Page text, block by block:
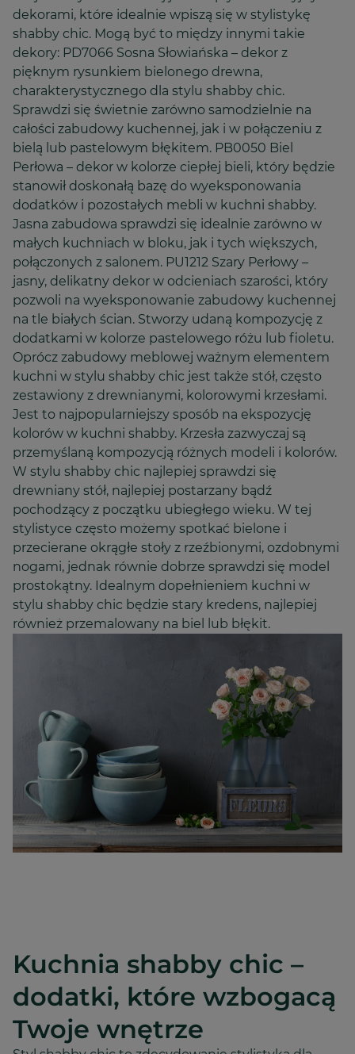
dekorami, które idealnie wpiszą się w stylistykę
shabby chic. Mogą być to między innymi takie
dekory: PD7066 Sosna Słowiańska – dekor z
pięknym rysunkiem bielonego drewna,
charakterystycznego dla stylu shabby chic.
Sprawdzi się świetnie zarówno samodzielnie na
całości zabudowy kuchennej, jak i w połączeniu z
bielą lub pastelowym błękitem. PB0050 Biel
Perłowa – dekor w kolorze ciepłej bieli, który będzie
stanowił doskonałą bazę do wyeksponowania
dodatków i pozostałych mebli w kuchni shabby.
Jasna zabudowa sprawdzi się idealnie zarówno w
małych kuchniach w bloku, jak i tych większych,
połączonych z salonem. PU1212 Szary Perłowy –
jasny, delikatny dekor w odcieniach szarości, który
pozwoli na wyeksponowanie zabudowy kuchennej
na tle białych ścian. Stworzy udaną kompozycję z
dodatkami w kolorze pastelowego różu lub fioletu.
Oprócz zabudowy meblowej ważnym elementem
kuchni w stylu shabby chic jest także stół, często
zestawiony z drewnianymi, kolorowymi krzesłami.
Jest to najpopularniejszy sposób na ekspozycję
kolorów w kuchni shabby. Krzesła zazwyczaj są
przemyślaną kompozycją różnych modeli i kolorów.
W stylu shabby chic najlepiej sprawdzi się
drewniany stół, najlepiej postarzany bądź
pochodzący z początku ubiegłego wieku. W tej
stylistyce często możemy spotkać bielone i
przecierane okrągłe stoły z rzeźbionymi, ozdobnymi
nogami, jednak równie dobrze sprawdzi się model
prostokątny. Idealnym dopełnieniem kuchni w
stylu shabby chic będzie stary kredens, najlepiej
również przemalowany na biel lub błękit.
Kuchnia shabby chic –
dodatki, które wzbogacą
Twoje wnętrze